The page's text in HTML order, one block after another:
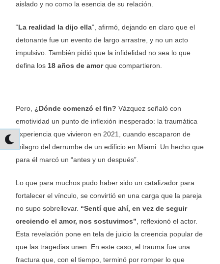
aislado y no como la esencia de su relación.
“La realidad la dijo ella”, afirmó, dejando en claro que el
detonante fue un evento de largo arrastre, y no un acto
impulsivo. También pidió que la infidelidad no sea lo que
defina los 18 años de amorque compartieron.
Pero, ¿Dónde comenzó el fin? Vázquez señaló con
emotividad un punto de inflexión inesperado: la traumática
experiencia que vivieron en 2021, cuando escaparon de
milagro del derrumbe de un edificio en Miami. Un hecho que
para él marcó un “antes y un después”.
Lo que para muchos pudo haber sido un catalizador para
fortalecer el vínculo, se convirtió en una carga que la pareja
no supo sobrellevar. “Sentí que ahí, en vez de seguir
creciendo el amor, nos sostuvimos” , reflexionó el actor.
Esta revelación pone en tela de juicio la creencia popular de
que las tragedias unen. En este caso, el trauma fue una
fractura que, con el tiempo, terminó por romper lo que